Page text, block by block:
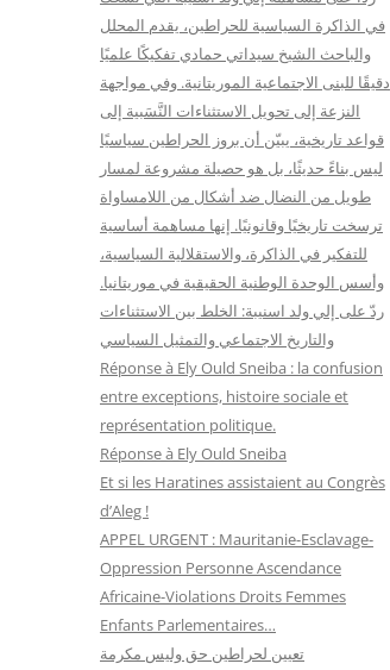
في الذاكرة السياسية للحراطين، يقدم المحلل
والباحث الشيخ سيداتي حمادي تفكيكًا علميًا
دقيقًا للبنى الاجتماعية الموريتانية. وفي مواجهة
النزعة إلى تحويل الاستثناءات النَّسَبية إلى
قواعد تاريخية، يبيّن أن بروز الحراطين سياسيًا
ليس بناءً حديثًا، بل هو حصيلة مشروعة لمسار
طويل من النضال ضد أشكال من اللامساواة
ترسخت تاريخيًا وقانونيًا. إنها مساهمة أساسية
للتفكير في الذاكرة، والاستقلالية السياسية،
وأسس الوحدة الوطنية الحقيقية في موريتانيا.
ردّ على إلي ولد اسنيبة: الخلط بين الاستثناءات
والتاريخ الاجتماعي والتمثيل السياسي
Réponse à Ely Ould Sneiba : la confusion
entre exceptions, histoire sociale et
représentation politique.
Réponse à Ely Ould Sneiba
Et si les Haratines assistaient au Congrès
d’Aleg !
APPEL URGENT : Mauritanie-Esclavage-
Oppression Personne Ascendance
Africaine-Violations Droits Femmes
Enfants Parlementaires…
تعيين لحراطين حق وليس مكرمة